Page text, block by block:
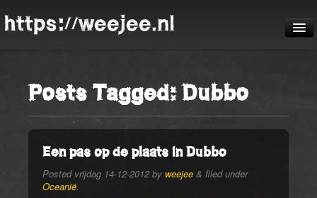
https://weejee.nl
Blog
Pheauteaux
De route
Posts Tagged:Dubbo
Een pas op de plaats in Dubbo
Posted vrijdag 14-12-2012by weejee & filed under
Oceanië.